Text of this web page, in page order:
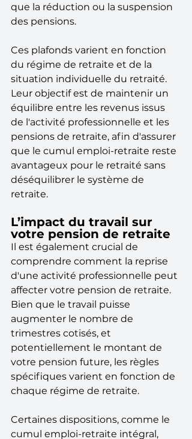
que la réduction ou la suspension
des pensions.
Ces plafonds varient en fonction
du régime de retraite et de la
situation individuelle du retraité.
Leur objectif est de maintenir un
équilibre entre les revenus issus
de l'activité professionnelle et les
pensions de retraite, afin d'assurer
que le cumul emploi-retraite reste
avantageux pour le retraité sans
déséquilibrer le système de
retraite.
L’impact du travail sur
votre pension de retraite
Il est également crucial de
comprendre comment la reprise
d'une activité professionnelle peut
affecter votre pension de retraite.
Bien que le travail puisse
augmenter le nombre de
trimestres cotisés, et
potentiellement le montant de
votre pension future, les règles
spécifiques varient en fonction de
chaque régime de retraite.
Certaines dispositions, comme le
cumul emploi-retraite intégral,